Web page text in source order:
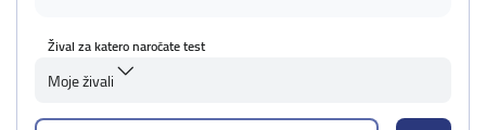
Žival za katero naročate test
Moje živali